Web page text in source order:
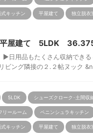
キッチン 平屋建て 独立脱衣
平屋建て 5LDK
用品もたくさん収納できる
ビング隣接の２.２帖ヌック
5LDK シューズクローク･土間収
リールーム ペニンシュラキッチン
キッチン 平屋建て 独立脱衣